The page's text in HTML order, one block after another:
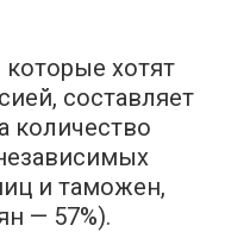
хотят
составляет
количество
и таможен,
— 57%).